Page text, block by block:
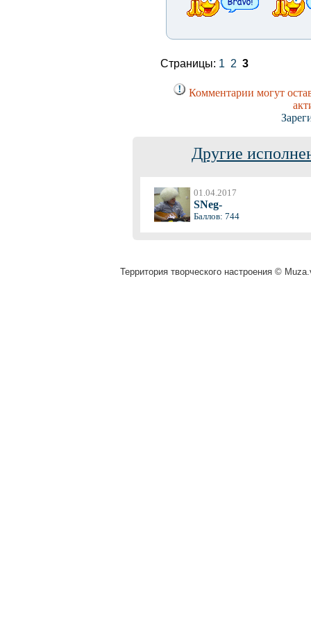
Страницы: 1 2 3
Комментарии могут
Другие
01.04.2017
SNeg-
Баллов: 744
Территория творческого настроения ©